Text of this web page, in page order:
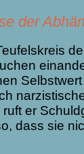
der
er
dass sie